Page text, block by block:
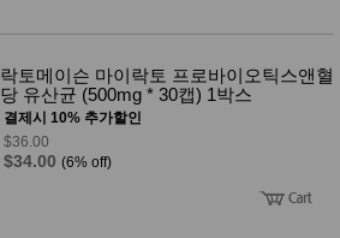
락토메이슨 마이락토 프로바이오틱스앤혈
당 유산균 (500mg * 30캡) 1박스
결제시 10% 추가할인
$36.00
$34.00 (6% off)